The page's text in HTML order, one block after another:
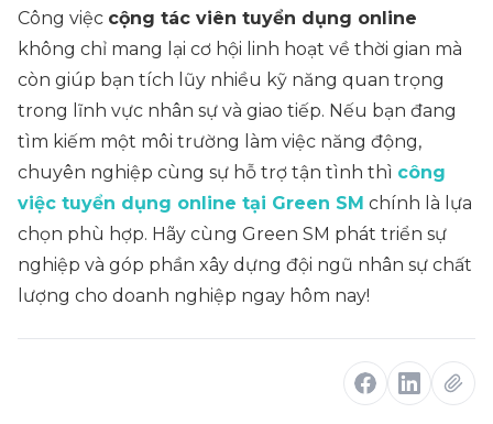
Công việc cộng tác viên tuyển dụng online
không chỉ mang lại cơ hội linh hoạt về thời gian mà
còn giúp bạn tích lũy nhiều kỹ năng quan trọng
trong lĩnh vực nhân sự và giao tiếp. Nếu bạn đang
tìm kiếm một môi trường làm việc năng động,
chuyên nghiệp cùng sự hỗ trợ tận tình thì công
việc tuyển dụng online tại Green SM chính là lựa
chọn phù hợp. Hãy cùng Green SM phát triển sự
nghiệp và góp phần xây dựng đội ngũ nhân sự chất
lượng cho doanh nghiệp ngay hôm nay!